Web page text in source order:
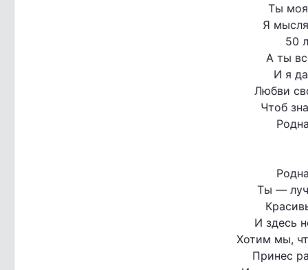
Ты
Я
50
А ты
И я
Любви
Чтоб
Ты —
И здесь
Хотим мы,
Принес